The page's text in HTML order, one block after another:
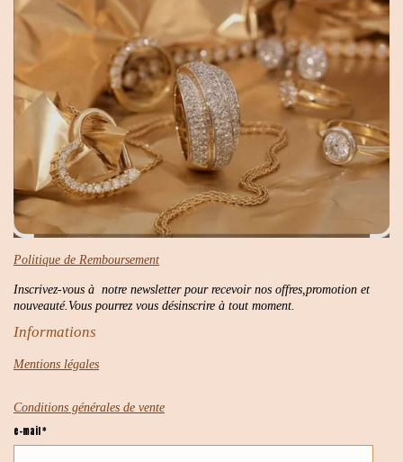
Politique de Remboursement
Inscrivez-vous à notre newsletter pour recevoir nos offres,promotion et
nouveauté.Vous pourrez vous désinscrire à tout moment.
Informations
Mentions légales
Conditions générales de vente
e-mail *